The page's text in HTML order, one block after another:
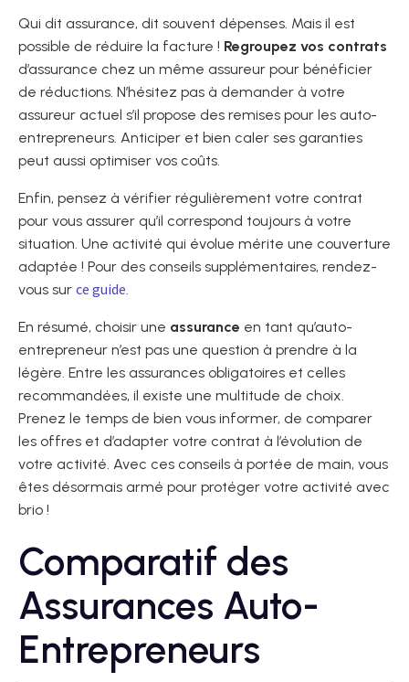
Qui dit assurance, dit souvent dépenses. Mais il est
possible de réduire la facture ! Regroupez vos contrats
d’assurance chez un même assureur pour bénéficier
de réductions. N’hésitez pas à demander à votre
assureur actuel s’il propose des remises pour les auto-
entrepreneurs. Anticiper et bien caler ses garanties
peut aussi optimiser vos coûts.
Enfin, pensez à vérifier régulièrement votre contrat
pour vous assurer qu’il correspond toujours à votre
situation. Une activité qui évolue mérite une couverture
adaptée ! Pour des conseils supplémentaires, rendez-
vous sur ce guide.
En résumé, choisir une assurance en tant qu’auto-
entrepreneur n’est pas une question à prendre à la
légère. Entre les assurances obligatoires et celles
recommandées, il existe une multitude de choix.
Prenez le temps de bien vous informer, de comparer
les offres et d’adapter votre contrat à l’évolution de
votre activité. Avec ces conseils à portée de main, vous
êtes désormais armé pour protéger votre activité avec
brio !
Comparatif des
Assurances Auto-
Entrepreneurs